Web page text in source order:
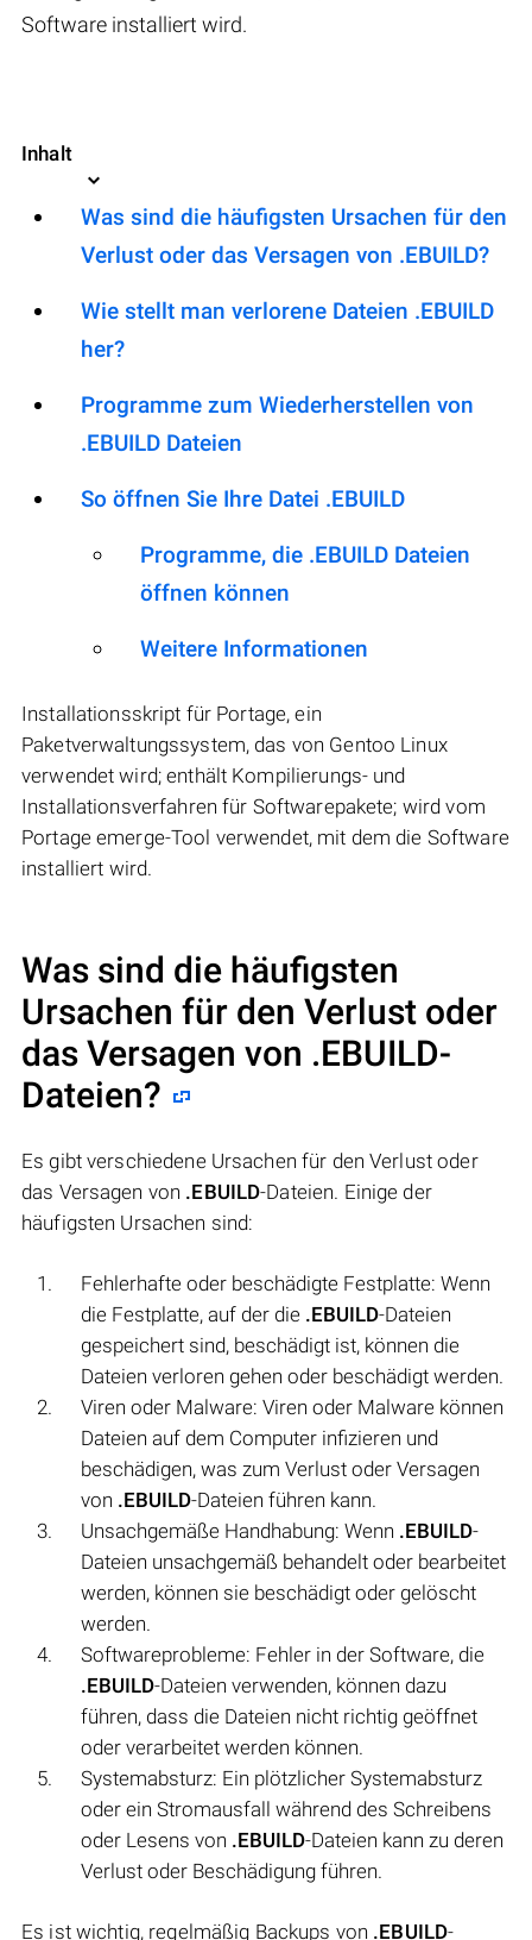
Software installiert wird.
Inhalt
Was sind die häufigsten Ursachen für den
Verlust oder das Versagen von .EBUILD?
Wie stellt man verlorene Dateien .EBUILD
her?
Programme zum Wiederherstellen von
.EBUILD Dateien
So öffnen Sie Ihre Datei .EBUILD
Programme, die .EBUILD Dateien
öffnen können
Weitere Informationen
Installationsskript für Portage, ein
Paketverwaltungssystem, das von Gentoo Linux
verwendet wird; enthält Kompilierungs- und
Installationsverfahren für Softwarepakete; wird vom
Portage emerge-Tool verwendet, mit dem die Software
installiert wird.
Was sind die häufigsten
Ursachen für den Verlust oder
das Versagen von .EBUILD-
Dateien?
Es gibt verschiedene Ursachen für den Verlust oder
das Versagen von .EBUILD-Dateien. Einige der
häufigsten Ursachen sind:
Fehlerhafte oder beschädigte Festplatte: Wenn
die Festplatte, auf der die .EBUILD-Dateien
gespeichert sind, beschädigt ist, können die
Dateien verloren gehen oder beschädigt werden.
Viren oder Malware: Viren oder Malware können
Dateien auf dem Computer infizieren und
beschädigen, was zum Verlust oder Versagen
von .EBUILD-Dateien führen kann.
Unsachgemäße Handhabung: Wenn .EBUILD-
Dateien unsachgemäß behandelt oder bearbeitet
werden, können sie beschädigt oder gelöscht
werden.
Softwareprobleme: Fehler in der Software, die
.EBUILD-Dateien verwenden, können dazu
führen, dass die Dateien nicht richtig geöffnet
oder verarbeitet werden können.
Systemabsturz: Ein plötzlicher Systemabsturz
oder ein Stromausfall während des Schreibens
oder Lesens von .EBUILD-Dateien kann zu deren
Verlust oder Beschädigung führen.
Es ist wichtig, regelmäßig Backups von .EBUILD-